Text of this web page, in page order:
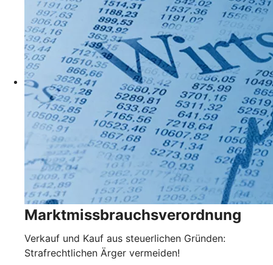
Marktmissbrauchsverordnung
Verkauf und Kauf aus steuerlichen Gründen:
Strafrechtlichen Ärger vermeiden!